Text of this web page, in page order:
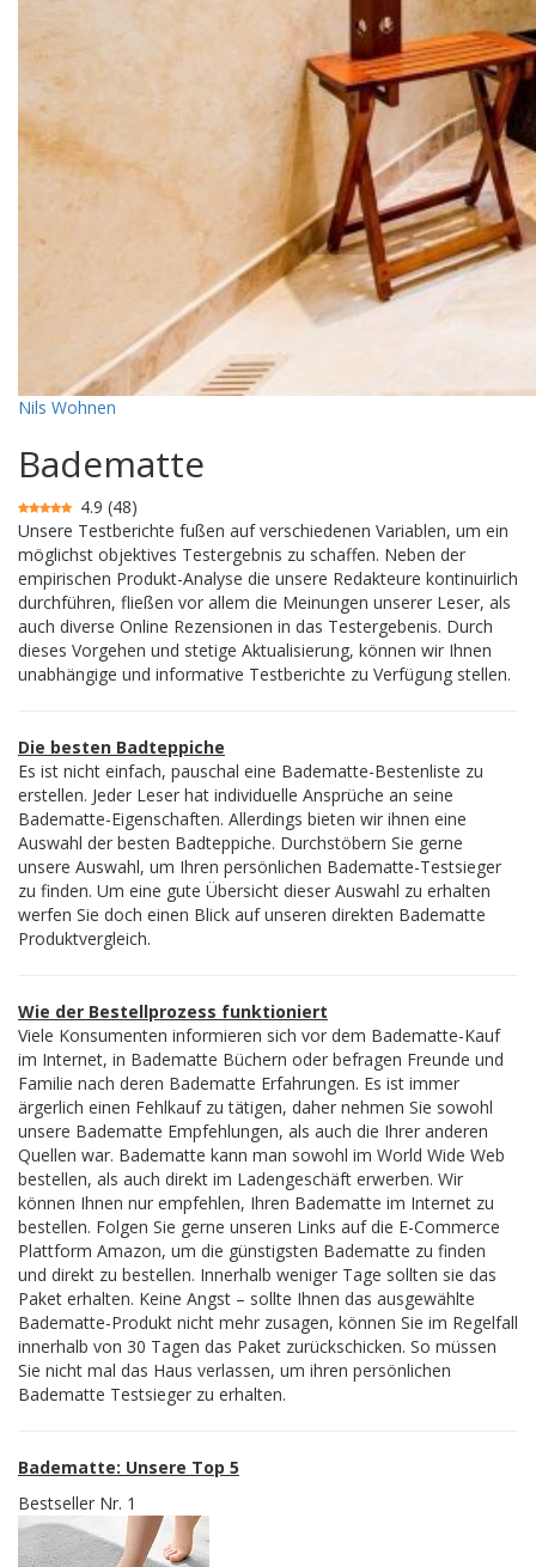
Nils Wohnen
Badematte
4.9 (48)
Unsere Testberichte fußen auf verschiedenen Variablen, um ein
möglichst objektives Testergebnis zu schaffen. Neben der
empirischen Produkt-Analyse die unsere Redakteure kontinuirlich
durchführen, fließen vor allem die Meinungen unserer Leser, als
auch diverse Online Rezensionen in das Testergebenis. Durch
dieses Vorgehen und stetige Aktualisierung, können wir Ihnen
unabhängige und informative Testberichte zu Verfügung stellen.
Die besten Badteppiche
Es ist nicht einfach, pauschal eine Badematte-Bestenliste zu
erstellen. Jeder Leser hat individuelle Ansprüche an seine
Badematte-Eigenschaften. Allerdings bieten wir ihnen eine
Auswahl der besten Badteppiche. Durchstöbern Sie gerne
unsere Auswahl, um Ihren persönlichen Badematte-Testsieger
zu finden. Um eine gute Übersicht dieser Auswahl zu erhalten
werfen Sie doch einen Blick auf unseren direkten Badematte
Produktvergleich.
Wie der Bestellprozess funktioniert
Viele Konsumenten informieren sich vor dem Badematte-Kauf
im Internet, in Badematte Büchern oder befragen Freunde und
Familie nach deren Badematte Erfahrungen. Es ist immer
ärgerlich einen Fehlkauf zu tätigen, daher nehmen Sie sowohl
unsere Badematte Empfehlungen, als auch die Ihrer anderen
Quellen war. Badematte kann man sowohl im World Wide Web
bestellen, als auch direkt im Ladengeschäft erwerben. Wir
können Ihnen nur empfehlen, Ihren Badematte im Internet zu
bestellen. Folgen Sie gerne unseren Links auf die E-Commerce
Plattform Amazon, um die günstigsten Badematte zu finden
und direkt zu bestellen. Innerhalb weniger Tage sollten sie das
Paket erhalten. Keine Angst – sollte Ihnen das ausgewählte
Badematte-Produkt nicht mehr zusagen, können Sie im Regelfall
innerhalb von 30 Tagen das Paket zurückschicken. So müssen
Sie nicht mal das Haus verlassen, um ihren persönlichen
Badematte Testsieger zu erhalten.
Badematte: Unsere Top 5
Bestseller Nr. 1